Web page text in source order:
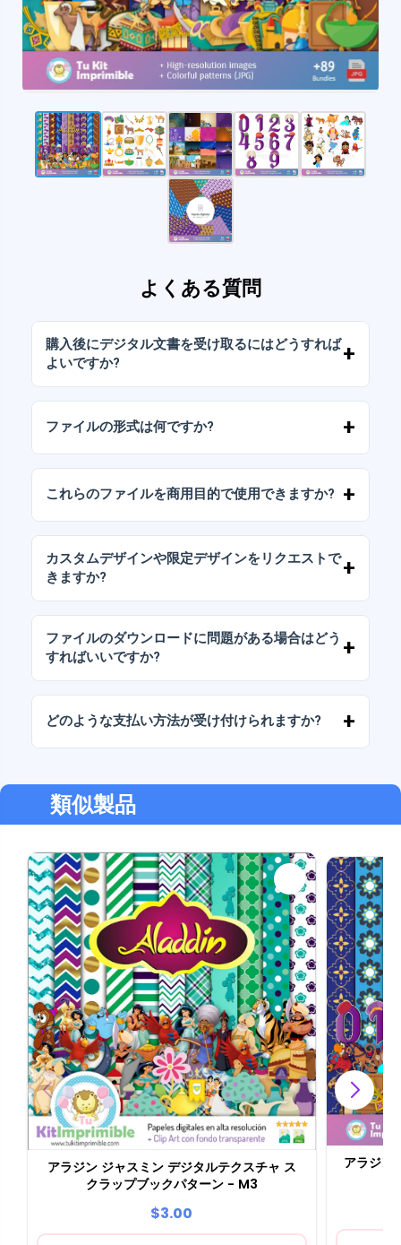
よくある質問
購入後にデジタル文書を受け取るにはどうすれば
よいですか?
イルをダウンロードできます。
ファイルの形式は何ですか?
パッケージには、AIまたはPDFファイルも含ま
れています。
これらのファイルを商用目的で使用できますか?
（変更せずに）再販しないことを条件として、
個人ライセンスと商用ライセンスが含まれてい
ます。
カスタムデザインや限定デザインをリクエストで
きますか?
ます。お気軽にお問い合わせいただき、ご希望
をお伝えください。
ファイルのダウンロードに問題がある場合はどう
すればいいですか?
さい。追加料金なしでファイルの回復をお手伝
いいたします。
どのような支払い方法が受け付けられますか?
る支払い方法に対応しています。
類似製品
アラジン ジャスミン デジタルテクスチャ ス
クラップブックパターン - M3
$3.00
アラジン